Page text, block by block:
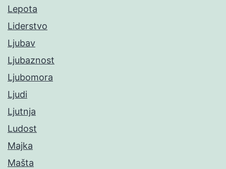
Lepota
Liderstvo
Ljubav
Ljubaznost
Ljubomora
Ljudi
Ljutnja
Ludost
Majka
Mašta